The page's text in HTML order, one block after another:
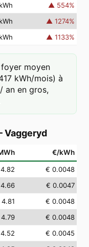
▲ 554%
▲ 1274%
▲ 1133%
moyen
kWh/mois) à
an en gros,
Vaggeryd
€/kWh
€ 0.0048
€ 0.0047
€ 0.0048
€ 0.0048
€ 0.0045